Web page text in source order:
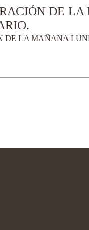
DE LA
DE LA MAÑANA